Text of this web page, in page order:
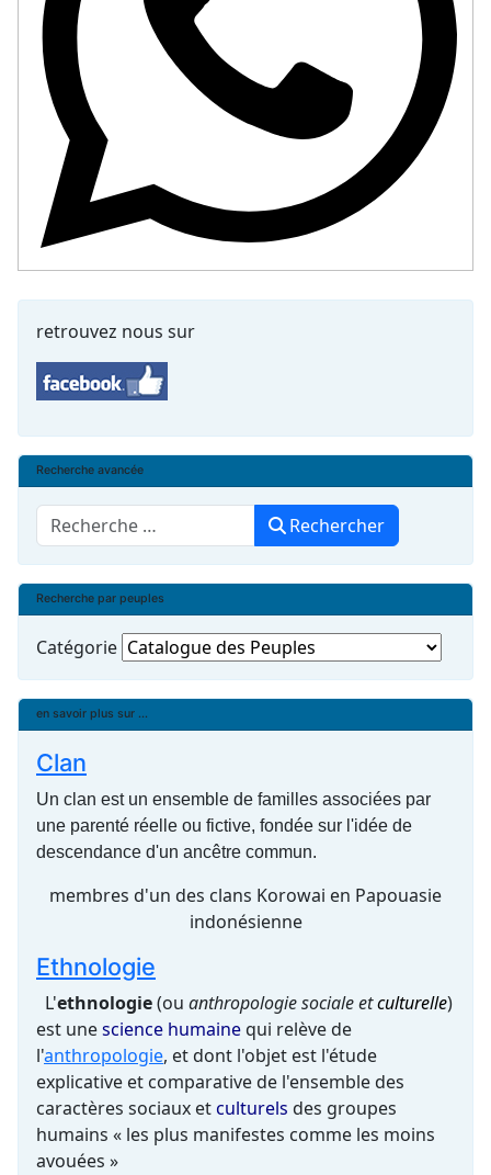
retrouvez nous sur
Recherche avancée
Rechercher Rechercher
Recherche par peuples
Catégorie
en savoir plus sur ...
Clan
Un clan est un ensemble de familles associées par
une parenté réelle ou fictive, fondée sur l'idée de
descendance d'un ancêtre commun.
membres d'un des clans Korowai en Papouasie
indonésienne
Ethnologie
L'ethnologie(ou anthropologie sociale etculturelle)
est unescience humainequi relève de
l'anthropologie, et dont l'objet est l'étude
explicative et comparative de l'ensemble des
caractères sociaux etculturels des groupes
humains « les plus manifestes comme les moins
avouées »